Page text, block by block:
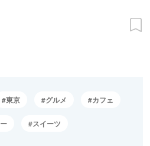
東京 グルメ カフェ
スイーツ